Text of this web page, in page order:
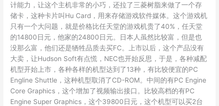
计能力，让这个主机非常的小巧，还拉了三菱树脂来做了一个存
储卡，这种卡片叫Hu Card，用来存储游戏软件媒体。这个游戏机
只有一个大问题，就是价格比任天堂的游戏机贵了40%，任天堂
的14800日元，他家的24800日元。日本人虽然比较富，但是也
没那么富，他们还是牺牲品质去买FC。上市以后，这个产品没有
大卖，让Hudson Soft有点慌，NEC也开始反思，于是，各种减配
机型开始上市，各种各样的机型达到了13种，有比较便宜的PC
Engline Shuttle，这种机型取消了CD-ROM。中间的有PC Engine
Core Graphics，这个增加了视频输出接口。比较高档的有PC
Engine Super Graphics，这个39800日元，这个机型可以买2台